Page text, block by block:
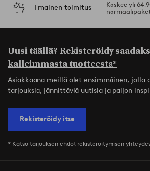
Ilmainen toimitus
Koskee yli
Uusi täällä? Rekisteröidy
kalleimmasta tuotteesta*
Asiakkaana meillä olet ensimmäinen, jolla
tarjouksia, jännittäviä uutisia ja paljon
Rekisteröidy itse
* Katso tarjouksen ehdot rekisteröitymisen